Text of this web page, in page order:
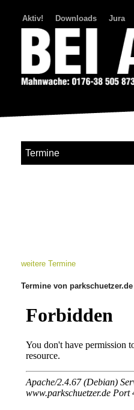
Aktiv! Downloads Jura
Termine
weitere Termine
Termine von parkschuetzer.de